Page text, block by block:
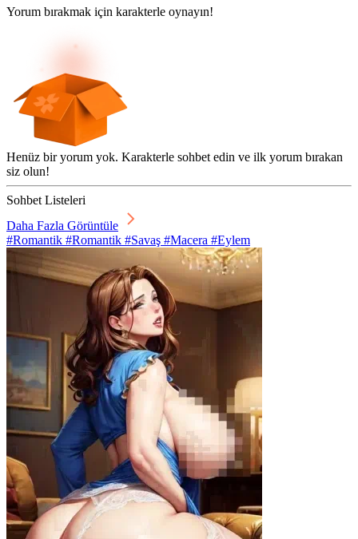
Yorum bırakmak için karakterle oynayın!
Henüz bir yorum yok. Karakterle sohbet edin ve ilk yorum bırakan
siz olun!
Sohbet Listeleri
Daha Fazla Görüntüle
#Romantik #Romantik #Savaş #Macera #Eylem